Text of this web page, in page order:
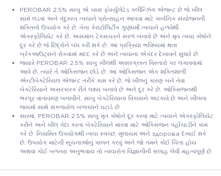
PEROBAR 2.5% સાબુ એ ખાસ ફોર્મ્યુલેટેડ ક્લીન્ઝિંગ એજન્ટ છે જે ખીલ
સામે લડવા અને તંદુરસ્ત ત્વચાને પ્રોત્સાહન આપવા માટે કાર્બનિક સંયોજનની
શક્તિનો ઉપયોગ કરે છે. તેના કેરાટોલિટીક ગુણધર્મો ત્વચાને હળવેથી
એક્સ્ફોલિયેટ કરે છે, અસમાન ટેક્સચરને સરળ બનાવે છે અને મૃત ત્વચા કોષોને
દૂર કરે છે જે છિદ્રોને બંધ કરી શકે છે. આ પ્રક્રિયા ભવિષ્યમાં થતા
બ્રેકઆઉટ્સને રોકવામાં મદદ કરે છે અને ત્વચાના એકંદર દેખાવને સુધારે છે.
જ્યારે PEROBAR 2.5% સાબુ ખીલથી અસરગ્રસ્ત વિસ્તારો પર લગાવવામાં
આવે છે, ત્યારે તે ઓક્સિજન છોડે છે. આ ઓક્સિજન એક શક્તિશાળી
એન્ટીબેક્ટેરિયલ એજન્ટ તરીકે કામ કરે છે, જે ખીલનું કારણ બને તેવા
બેક્ટેરિયાને અસરકારક રીતે લક્ષ્ય બનાવે છે અને દૂર કરે છે. ઓક્સિજનથી
ભરપૂર વાતાવરણ બનાવીને, સાબુ બેક્ટેરિયાના વિકાસને અટકાવે છે અને ખીલના
જખમો સાથે સંકળાયેલ બળતરાને ઘટાડે છે.
સારમાં, PEROBAR 2.5% સાબુ મૃત કોષોને દૂર કરવા માટે ત્વચાને એક્સ્ફોલિયેટ
કરીને અને ખીલ પેદા કરતા બેક્ટેરિયાને મારવા માટે ઓક્સિજન પહોંચાડીને કામ
કરે છે. નિયમિત ઉપયોગથી ત્વચા સ્વચ્છ, મુલાયમ અને здорова દેખાઈ શકે
છે. ઉપયોગ માટેની સૂચનાઓનું પાલન કરવું અને જો તમને કોઈ ચિંતા હોય
અથવા કોઈ બળતરા અનુભવાય તો ત્વચારોગ વિજ્ઞાનીની સલાહ લેવી મહત્વપૂર્ણ છે.